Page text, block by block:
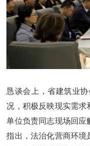
恳谈会上，省建筑业
况，积极反映现实需
单位负责同志现场回应
指出，法治化营商环境